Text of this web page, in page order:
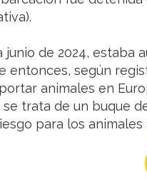
junio de 2024, estaba
entonces, según
animales en
se trata de un buque
para los